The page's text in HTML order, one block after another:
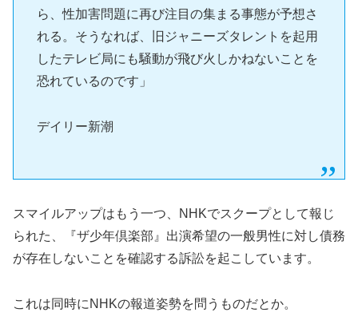
ら、性加害問題に再び注目の集まる事態が予想さ
れる。そうなれば、旧ジャニーズタレントを起用
したテレビ局にも騒動が飛び火しかねないことを
恐れているのです」
デイリー新潮
スマイルアップはもう一つ、NHKでスクープとして報じ
られた、『ザ少年倶楽部』出演希望の一般男性に対し債務
が存在しないことを確認する訴訟を起こしています。
これは同時にNHKの報道姿勢を問うものだとか。